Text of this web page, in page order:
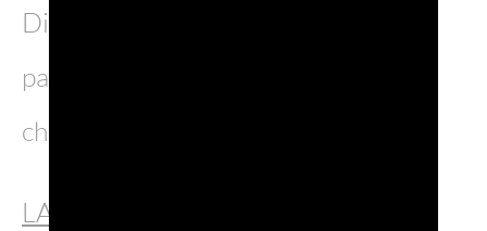
Dimenticate le classiche mete e
partiamo insieme alla scoperta di
chicche imperdibili.
LAGHI DI REVINE LAGO (Treviso –